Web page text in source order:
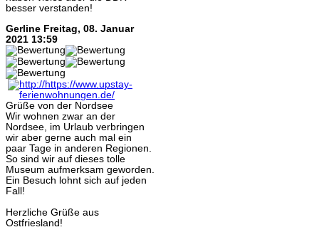
besser verstanden!
Gerline Freitag, 08. Januar
2021 13:59
Grüße von der Nordsee
Wir wohnen zwar an der
Nordsee, im Urlaub verbringen
wir aber gerne auch mal ein
paar Tage in anderen Regionen.
So sind wir auf dieses tolle
Museum aufmerksam geworden.
Ein Besuch lohnt sich auf jeden
Fall!
Herzliche Grüße aus
Ostfriesland!